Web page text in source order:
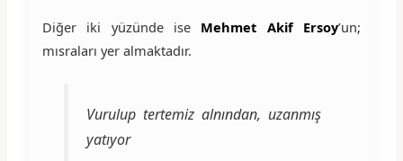
Diğer iki yüzünde ise Mehmet Akif Ersoy’un;
mısraları yer almaktadır.
Vurulup tertemiz alnından, uzanmış
yatıyor